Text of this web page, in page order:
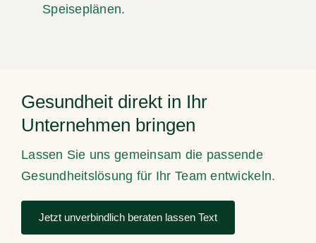
Speiseplänen.
Gesundheit direkt in Ihr
Unternehmen bringen
Lassen Sie uns gemeinsam die passende
Gesundheitslösung für Ihr Team entwickeln.
Jetzt unverbindlich beraten lassen Text